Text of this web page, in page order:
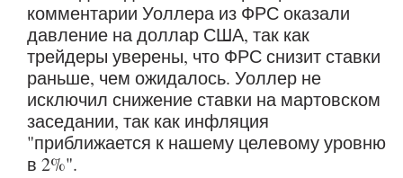
комментарии Уоллера из ФРС оказали
давление на доллар США, так как
трейдеры уверены, что ФРС снизит ставки
раньше, чем ожидалось. Уоллер не
исключил снижение ставки на мартовском
заседании, так как инфляция
"приближается к нашему целевому уровню
в 2%".